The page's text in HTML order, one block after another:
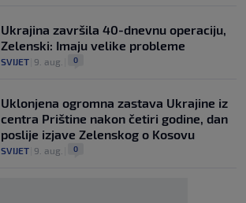
Ukrajina završila 40-dnevnu operaciju,
Zelenski: Imaju velike probleme
SVIJET 9. aug. 0
Uklonjena ogromna zastava Ukrajine iz
centra Prištine nakon četiri godine, dan
poslije izjave Zelenskog o Kosovu
SVIJET 9. aug. 0